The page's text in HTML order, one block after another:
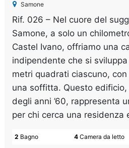
Samone
Rif. 026 – Nel cuore del
Samone, a solo un
Castel Ivano, offriamo una
indipendente che si
metri quadrati ciascuno, con
una soffitta. Questo
degli anni ’60, rappresenta
per chi cerca una
4 Camera da letto
2 Bagno